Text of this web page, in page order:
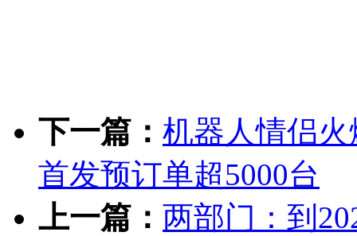
下一篇： 机器人情侣
首发预订单超5000台
上一篇： 两部门：到